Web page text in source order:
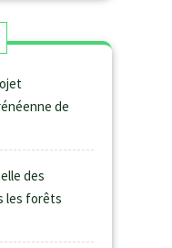
de
des
les forêts